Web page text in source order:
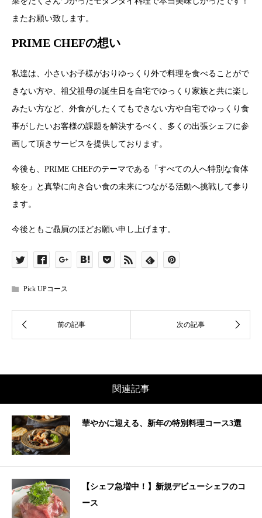
またお願い致します。
PRIME CHEFの想い
私達は、小さいお子様がおりゆっくり外で料理を食べることがで
きない方や、祖父祖母の誕生日を自宅でゆっくり家族と共に楽し
みたい方など、外食がしたくてもできない方や自宅でゆっくり食
事がしたいお客様の課題を解決するべく、多くの出張シェフに参
画して頂きサービスを提供しております。
今後も、PRIME CHEFのテーマである「すべての人へ特別な食体
験を」と真摯に向き合い食の未来につながる活動へ挑戦して参り
ます。
今後ともご贔屓のほどお願い申し上げます。
Pick UPコース
関連記事
華やかに迎える、新年の特別料理コース3選
【シェフ急増中！】新規デビューシェフのコ
ース